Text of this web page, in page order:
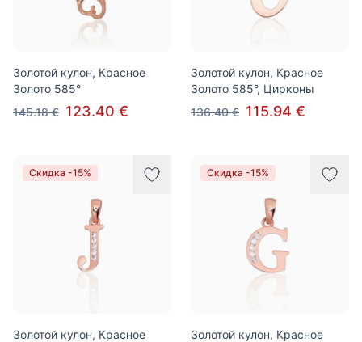
Золотой кулон, Красное
Золото 585°
145.18 € 123.40 €
Золотой кулон, Красное
Золото 585°, Цирконы
136.40 € 115.94 €
Скидка -15%
Золотой кулон, Красное
Скидка -15%
Золотой кулон, Красное